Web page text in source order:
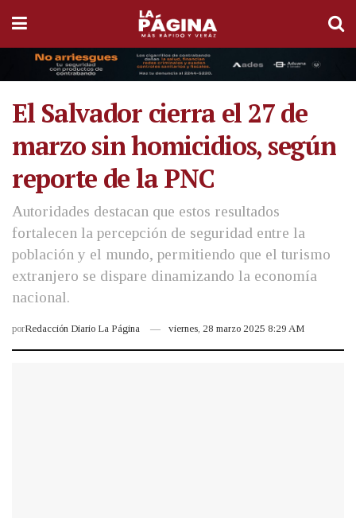
El Salvador cierra el 27 de
marzo sin homicidios, según
reporte de la PNC
Autoridades destacan que estos resultados
fortalecen la percepción de seguridad entre la
población y el mundo, permitiendo que el turismo
extranjero se dispare dinamizando la economía
nacional.
porRedacción Diario La Página viernes, 28 marzo 2025 8:29 AM